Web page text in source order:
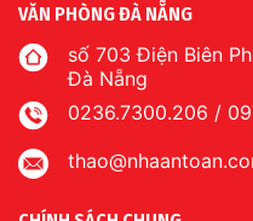
VĂN PHÒNG ĐÀ NẴNG
số 703 Điện Biên
Đà Nẵng
0236.7300.206 /